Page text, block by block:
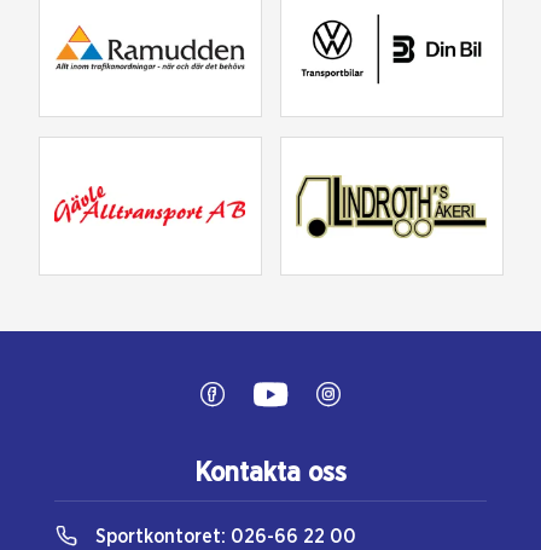
Kontakta oss
Sportkontoret: 026-66 22 00